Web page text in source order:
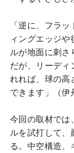
「逆に、フラ
ィングエッジ
ルが地面に刺さ
だが、リーディ
れれば、球の高
できます」（伊
今回の取材では
ルを試打して、
る。中空構造、